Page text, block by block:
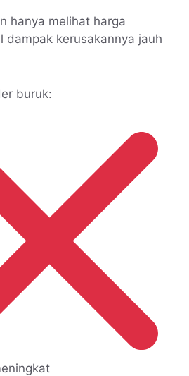
hanya melihat harga
dampak kerusakannya jauh
buruk: